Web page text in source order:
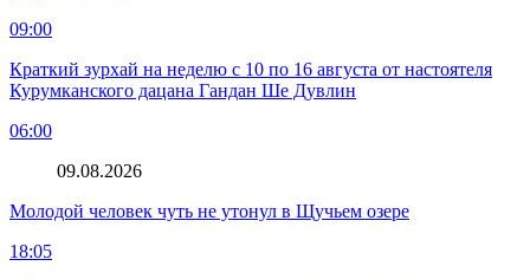
09:00
Краткий зурхай на неделю с 10 по 16 августа от настоятеля
Курумканского дацана Гандан Ше Дувлин
06:00
09.08.2026
Молодой человек чуть не утонул в Щучьем озере
18:05